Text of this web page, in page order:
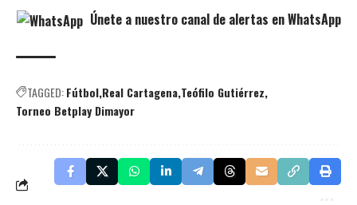
Únete a nuestro canal de alertas en WhatsApp
TAGGED:Fútbol Real Cartagena Teófilo Gutiérrez
Torneo Betplay Dimayor